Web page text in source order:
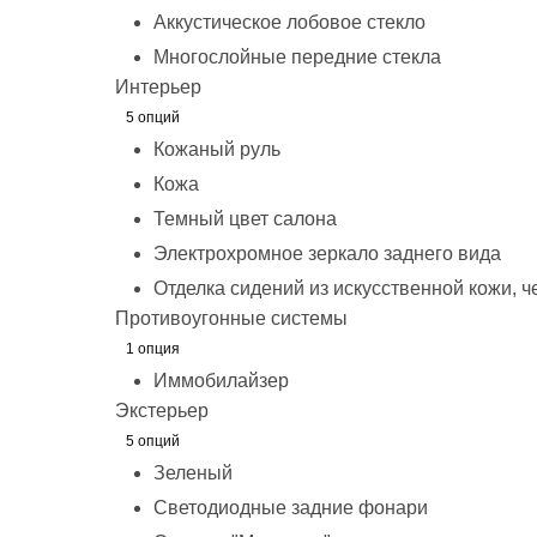
Аккустическое лобовое стекло
Многослойные передние стекла
Интерьер
5 опций
Кожаный руль
Кожа
Темный цвет салона
Электрохромное зеркало заднего вида
Отделка сидений из искусственной кожи,
Противоугонные системы
1 опция
Иммобилайзер
Экстерьер
5 опций
Зеленый
Светодиодные задние фонари